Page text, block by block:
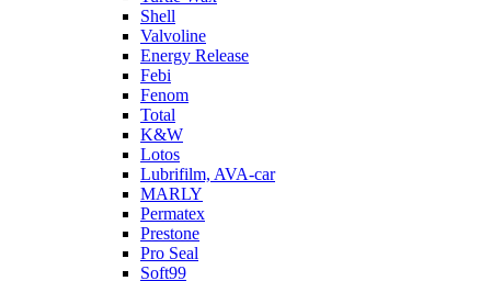
Shell
Valvoline
Energy Release
Febi
Fenom
Total
K&W
Lotos
Lubrifilm, AVA-car
MARLY
Permatex
Prestone
Pro Seal
Soft99